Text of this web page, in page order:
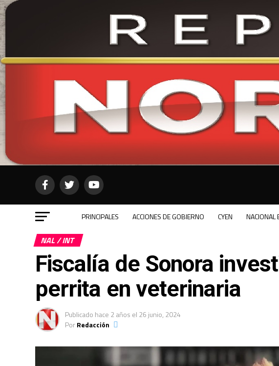
PRINCIPALES ACCIONES DE GOBIERNO CYEN NACIONAL
NAL / INT
Fiscalía de Sonora
perrita en veterinaria
Publicado hace 2 años el 26 junio, 2024
PorRedacción